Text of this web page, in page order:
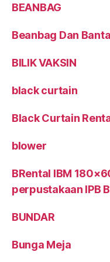
BEANBAG
Beanbag Dan
BILIK VAKSIN
black curtain
Black Curtain
blower
BRental IBM
perpustakaan IPB
BUNDAR
Bunga Meja